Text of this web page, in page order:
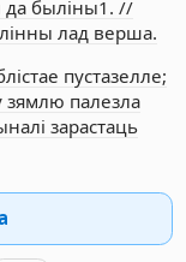
да быліны1. //
лад верша.
пустазелле;
палезла
зарастаць